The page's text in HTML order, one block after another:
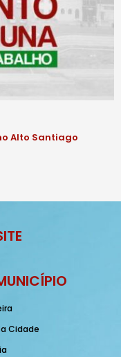
Alto Santiago
Cidade